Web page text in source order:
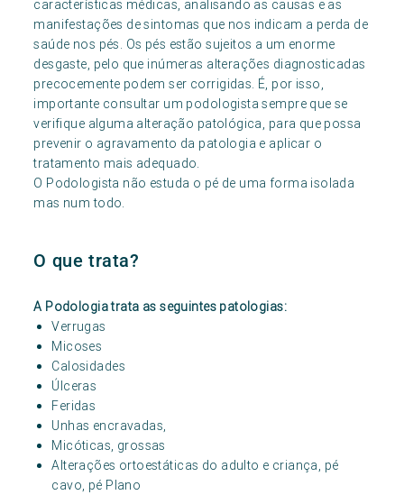
características médicas, analisando as causas e as
manifestações de sintomas que nos indicam a perda de
saúde nos pés. Os pés estão sujeitos a um enorme
desgaste, pelo que inúmeras alterações diagnosticadas
precocemente podem ser corrigidas. É, por isso,
importante consultar um podologista sempre que se
verifique alguma alteração patológica, para que possa
prevenir o agravamento da patologia e aplicar o
tratamento mais adequado.
O Podologista não estuda o pé de uma forma isolada
mas num todo.
O que trata?
A Podologia trata as seguintes patologias:
Verrugas
Micoses
Calosidades
Úlceras
Feridas
Unhas encravadas,
Micóticas, grossas
Alterações ortoestáticas do adulto e criança, pé
cavo, pé Plano